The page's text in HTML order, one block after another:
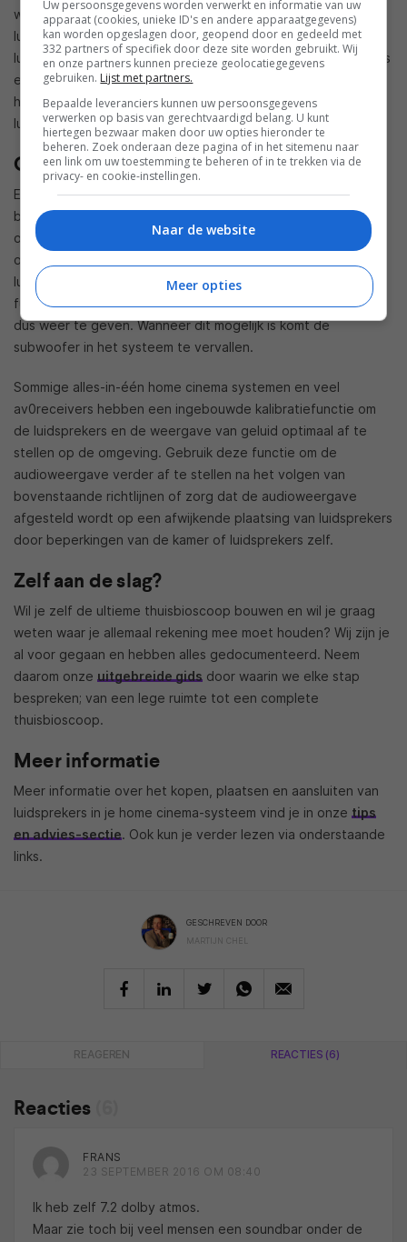
willen ophangen dan is dit mogelijk. Zorg er wel voor dat de
luidsprekers in een hoek hangen zodat ze richting de
luisterpositie wijzen. Ga je naar opstellingen met Dolby Atmos
en/of DTS:X dan is het verstandig om de richtlijnen voor de
hangende speakers aan te houden en de overige
luidsprekers niet op te hangen.
Overige punten
Er zijn natuurlijk uitzonderingen op bovenstaande regels,
bijvoorbeeld wanneer de vorm van de kamer een opstelling
onmogelijk maakt of wanneerakoestische eigenschappen
om een andere plaatsing vragen. Ook bieden sommige
luidsprekers (
staande zuilen) soms de mogelijkheid om de
functie van de subwoofer over te nemen en de lage tonen
dus weer te geven. Wanneer dit mogelijk is komt de
subwoofer in het systeem te vervallen.
Sommige alles-in-één home cinema systemen en veel
av0receivers hebben een ingebouwde kalibratiefunctie om
de luidsprekers en de weergave van geluid optimaal af te
stellen op de omgeving. Gebruik deze functie om de
audioweergave verder af te stellen na het volgen van
bovenstaande richtlijnen of zorg dat de audioweergave
afgesteld wordt op een afwijkende plaatsing van luidsprekers
door beperkingen van de kamer of luidsprekers zelf.
Zelf aan de slag?
Wil je zelf de ultieme thuisbioscoop bouwen en wil je graag
weten waar je allemaal rekening mee moet houden? Wij zijn je
al voor gegaan en hebben alles gedocumenteerd. Neem
daarom onze uitgebreide gids door waarin we elke stap
bespreken; van een lege ruimte tot een complete
thuisbioscoop.
Meer informatie
Meer informatie over het kopen, plaatsen en aansluiten van
luidsprekers in je home cinema-systeem vind je in onze tips
en advies-sectie. Ook kun je verder lezen via onderstaande
links.
GESCHREVEN DOOR
MARTIJN CHEL
REAGEREN REACTIES (6)
Reacties
FRANS
23 SEPTEMBER 2016 OM 08:40
Ik heb zelf 7.2 dolby atmos.
Maar zie toch bij veel mensen een soundbar onder de
Uw persoonsgegevens worden verwerkt en informatie van uw
apparaat (cookies, unieke ID's en andere apparaatgegevens)
kan worden opgeslagen door, geopend door en gedeeld met
332 partners of specifiek door deze site worden gebruikt. Wij
en onze partners kunnen precieze geolocatiegegevens
gebruiken. Lijst met partners.
Bepaalde leveranciers kunnen uw persoonsgegevens
verwerken op basis van gerechtvaardigd belang. U kunt
hiertegen bezwaar maken door uw opties hieronder te
beheren. Zoek onderaan deze pagina of in het sitemenu naar
een link om uw toestemming te beheren of in te trekken via de
privacy- en cookie-instellingen.
Naar de website
Meer opties